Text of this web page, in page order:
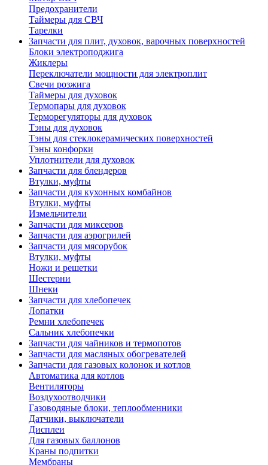
Предохранители
Таймеры для СВЧ
Тарелки
Запчасти для плит, духовок, варочных поверхностей
Блоки электроподжига
Жиклеры
Переключатели мощности для электроплит
Свечи розжига
Таймеры для духовок
Термопары для духовок
Терморегуляторы для духовок
Тэны для духовок
Тэны для стеклокерамических поверхностей
Тэны конфорки
Уплотнители для духовок
Запчасти для блендеров
Втулки, муфты
Запчасти для кухонных комбайнов
Втулки, муфты
Измельчители
Запчасти для миксеров
Запчасти для аэрогрилей
Запчасти для мясорубок
Втулки, муфты
Ножи и решетки
Шестерни
Шнеки
Запчасти для хлебопечек
Лопатки
Ремни хлебопечек
Сальник хлебопечки
Запчасти для чайников и термопотов
Запчасти для масляных обогревателей
Запчасти для газовых колонок и котлов
Автоматика для котлов
Вентиляторы
Воздухоотводчики
Газоводяные блоки, теплообменники
Датчики, выключатели
Дисплеи
Для газовых баллонов
Краны подпитки
Мембраны